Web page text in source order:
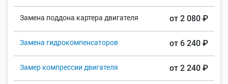
Замена поддона картера двигателя от 2 080 ₽
Замена гидрокомпенсаторов от 6 240 ₽
Замер компрессии двигателя от 2 240 ₽